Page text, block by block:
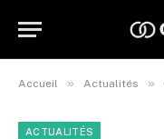
Accueil » Actualités »
ACTUALITÉS